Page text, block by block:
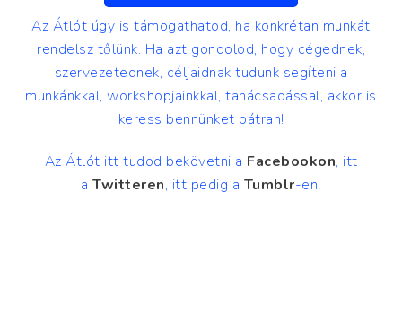
Az Átlót úgy is támogathatod, ha konkrétan munkát
rendelsz tőlünk. Ha azt gondolod, hogy cégednek,
szervezetednek, céljaidnak tudunk segíteni a
munkánkkal, workshopjainkkal, tanácsadással, akkor is
keress bennünket bátran!
Az Átlót itt tudod bekövetni a Facebookon, itt
aTwitteren, itt pedig a Tumblr-en.